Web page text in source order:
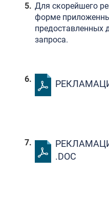
Для скорейшего
форме
предоставленных
запроса.
.DOC